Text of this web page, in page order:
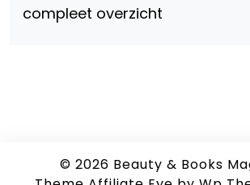
compleet overzicht
© 2026 Beauty & Books